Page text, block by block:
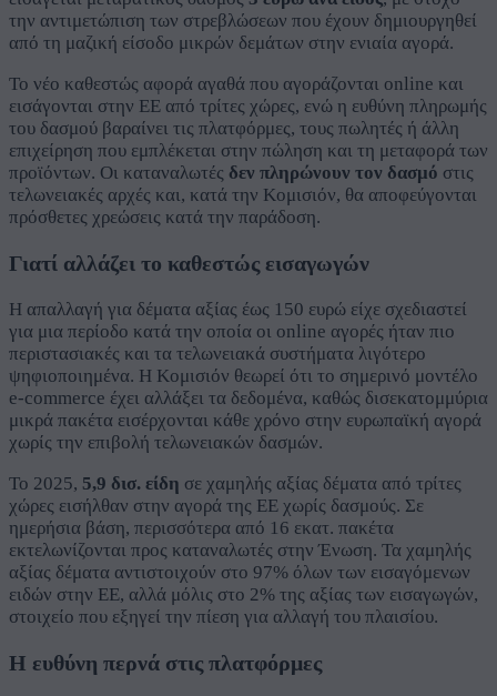
την αντιμετώπιση των στρεβλώσεων που έχουν δημιουργηθεί
από τη μαζική είσοδο μικρών δεμάτων στην ενιαία αγορά.
Το νέο καθεστώς αφορά αγαθά που αγοράζονται online και
εισάγονται στην ΕΕ από τρίτες χώρες, ενώ η ευθύνη πληρωμής
του δασμού βαραίνει τις πλατφόρμες, τους πωλητές ή άλλη
επιχείρηση που εμπλέκεται στην πώληση και τη μεταφορά των
προϊόντων. Οι καταναλωτές δεν πληρώνουν τον δασμό στις
τελωνειακές αρχές και, κατά την Κομισιόν, θα αποφεύγονται
πρόσθετες χρεώσεις κατά την παράδοση.
Γιατί αλλάζει το καθεστώς εισαγωγών
Η απαλλαγή για δέματα αξίας έως 150 ευρώ είχε σχεδιαστεί
για μια περίοδο κατά την οποία οι online αγορές ήταν πιο
περιστασιακές και τα τελωνειακά συστήματα λιγότερο
ψηφιοποιημένα. Η Κομισιόν θεωρεί ότι το σημερινό μοντέλο
e-commerce έχει αλλάξει τα δεδομένα, καθώς δισεκατομμύρια
μικρά πακέτα εισέρχονται κάθε χρόνο στην ευρωπαϊκή αγορά
χωρίς την επιβολή τελωνειακών δασμών.
Το 2025, 5,9 δισ. είδη σε χαμηλής αξίας δέματα από τρίτες
χώρες εισήλθαν στην αγορά της ΕΕ χωρίς δασμούς. Σε
ημερήσια βάση, περισσότερα από 16 εκατ. πακέτα
εκτελωνίζονται προς καταναλωτές στην Ένωση. Τα χαμηλής
αξίας δέματα αντιστοιχούν στο 97% όλων των εισαγόμενων
ειδών στην ΕΕ, αλλά μόλις στο 2% της αξίας των εισαγωγών,
στοιχείο που εξηγεί την πίεση για αλλαγή του πλαισίου.
Η ευθύνη περνά στις πλατφόρμες